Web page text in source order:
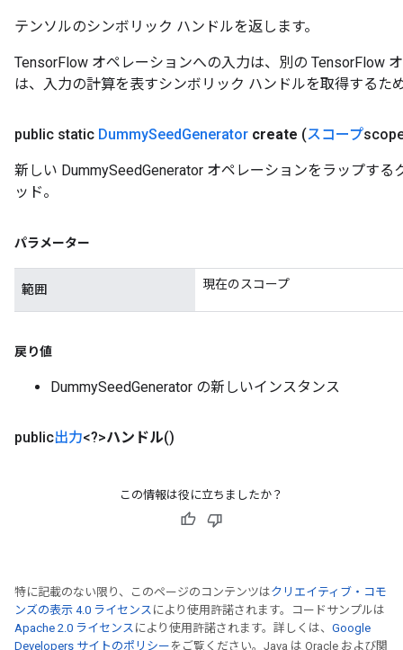
テンソルのシンボリック ハンドルを返します。
TensorFlow オペレーションへの入力は、別の TensorFlow
は、入力の計算を表すシンボリック ハンドルを取得するた
public static DummySeedGenerator create (スコープ
新しい DummySeedGenerator オペレーションをラップす
ッド。
パラメーター
範囲 現在のスコープ
戻り値
DummySeedGenerator の新しいインスタンス
public出力<?>ハンドル()
この情報は役に立ちましたか？
特に記載のない限り、このページのコンテンツはクリエイティブ・コモ
ンズの表示 4.0 ライセンス により使用許諾されます。コードサンプルは
Apache 2.0 ライセンス により使用許諾されます。詳しくは、 Google
Developers サイトのポリシー をご覧ください。Java は Oracle および関